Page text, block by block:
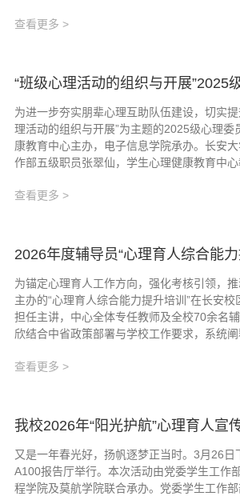
查看更多 >
“班级心理活动的组织与开展”2025
为进一步夯实朋辈心理互助队伍建设，切实
理活动的组织与开展”为主题的2025级心理
康教育中心主办，电子信息学院承办。长安
作部五级职员张翠仙，学生心理健康教育中
查看更多 >
2026年度辅导员“心理育人综合能
为锚定心理育人工作方向，强化考核引领，
主办的“心理育人综合能力提升培训”在长安
担任主讲，中心全体专任教师及全校70余名
欣结合中省政策部署与学校工作要求，系统
查看更多 >
我校2026年“阳光护航”心理育人宣
又是一年春光好，扬帆逐梦正当时。3月26
A100报告厅举行。本次活动由党委学生工作
程学院及莫航学院联合承办。党委学生工作